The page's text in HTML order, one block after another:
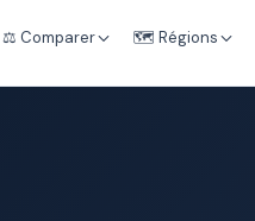
⚖️ Comparer 🗺️ Régions